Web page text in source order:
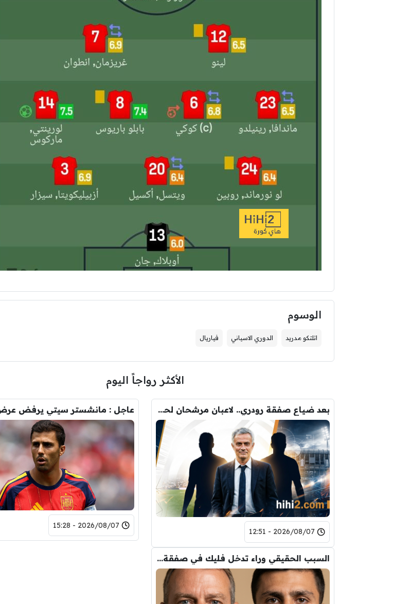
الوسوم
اتلتكو مدريد الدوري الاسياني فياريال
الأكثر رواجاً اليوم
بعد ضياع صفقة رودري.. لاعبان مرشحان لحل أزمة ريال مدريد
2026/08/07 - 12:51
2026/08/07 - 15:28
السبب الحقيقي وراء تدخل فليك في صفقة رودري